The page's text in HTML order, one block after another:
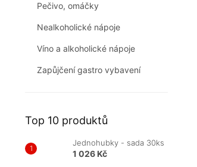
Pečivo, omáčky
Nealkoholické nápoje
Víno a alkoholické nápoje
Zapůjčení gastro vybavení
Top 10 produktů
Jednohubky - sada 30ks
1 026 Kč